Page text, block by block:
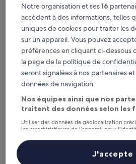
Options d’annulation
changement de
Gagnez des
nuit séjournée
Économisez plus grâce
Consultez les prix pour ces
Notre organisation et ses16
accèdent à des informations, telles
uniques de cookies pour traiter les
sur un appareil. Vous pouvez
préférences en cliquant ci-dessous
la page de la politique de
seront signalées à nos partenaires
données de navigation.
Nos équipes ainsi que nos
traitent des données selon les
Utiliser des données de géolocalisation
les caractéristiques de l’appareil pour
personnalisés, mesure de performance des
études d’audience et développement de
Liste de nos partenaires (fournisseurs)
J'accepte